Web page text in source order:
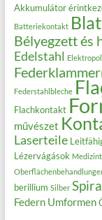
Akkumulátor
Batteriekontakt
Bélyegzett és
Edelstahl
Federstahlbleche
Flachkontakt
művészet
Laserteile
Lézervágások
berillium Silber
Federn Umformen